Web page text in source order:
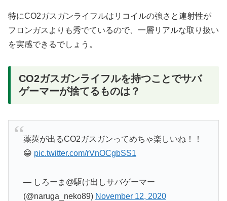
特にCO2ガスガンライフルはリコイルの強さと連射性が
フロンガスよりも秀でているので、一層リアルな取り扱い
を実感できるでしょう。
CO2ガスガンライフルを持つことでサバ
ゲーマーが捨てるものは？
薬莢が出るCO2ガスガンってめちゃ楽しいね！！
😁 pic.twitter.com/rVnOCgbSS1
— しろーま@駆け出しサバゲーマー
(@naruga_neko89) November 12, 2020